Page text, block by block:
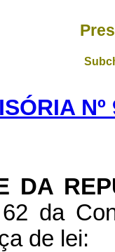
DA
da
de lei: